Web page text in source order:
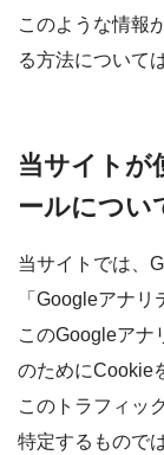
このような情報
る方法については
当サイトが
ールについ
当サイトでは、
「Googleアナリ
このGoogleアナ
のためにCookie
このトラフィッ
特定するもので